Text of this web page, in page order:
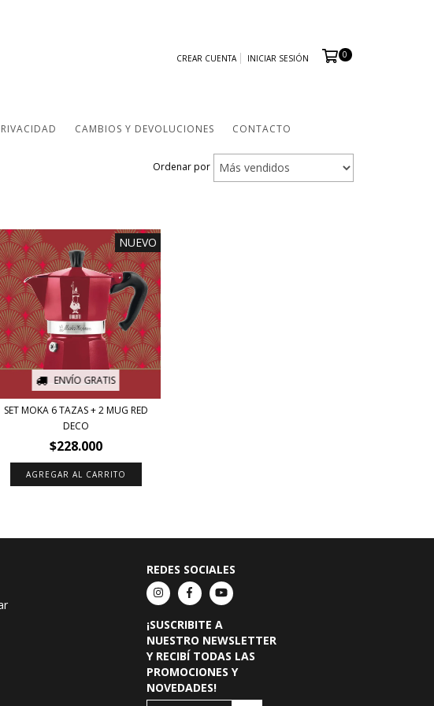
CREAR CUENTA INICIAR SESIÓN 0
CAMBIOS Y DEVOLUCIONES CONTACTO
Ordenar por
ENVÍO GRATIS
NUEVO
SET MOKA 6 TAZAS + 2 MUG RED
DECO
$228.000
REDES SOCIALES
¡SUSCRIBITE A
NUESTRO NEWSLETTER
Y RECIBÍ TODAS LAS
PROMOCIONES Y
NOVEDADES!